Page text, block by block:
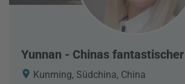
Yunnan - Chinas
Kunming, Südchina, China